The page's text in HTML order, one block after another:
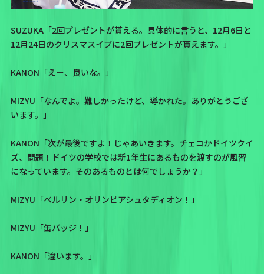
SUZUKA「2回プレゼントが貰える。具体的に言うと、12月6日と
12月24日のクリスマスイブに2回プレゼントが貰えます。」
KANON「えー、良いな。」
MIZYU「なんでよ。難しかったけど、導かれた。ありがとうござ
います。」
KANON「次が最後ですよ！じゃあいきます。チェコかドイツクイ
ズ、問題！ドイツの学校では新1年生にあるものを渡すのが風習
になっています。そのあるものとは何でしょうか？」
MIZYU「ベルリン・オリンピアシュタディオン！」
MIZYU「缶バッジ！」
KANON「違います。」